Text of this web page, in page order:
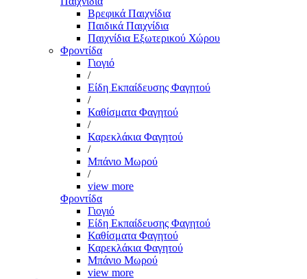
Βρεφικά Παιχνίδια
Παιδικά Παιχνίδια
Παιχνίδια Εξωτερικού Χώρου
Φροντίδα
Γιογιό
/
Είδη Εκπαίδευσης Φαγητού
/
Καθίσματα Φαγητού
/
Καρεκλάκια Φαγητού
/
Μπάνιο Μωρού
/
view more
Φροντίδα
Γιογιό
Είδη Εκπαίδευσης Φαγητού
Καθίσματα Φαγητού
Καρεκλάκια Φαγητού
Μπάνιο Μωρού
view more